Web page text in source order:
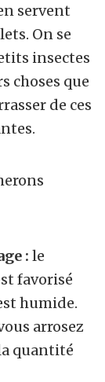
servent
On se
insectes
choses que
de ces
: le
favorisé
humide.
arrosez
quantité